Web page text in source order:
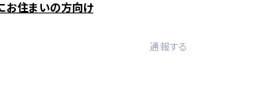
お住まいの方向け
通報する